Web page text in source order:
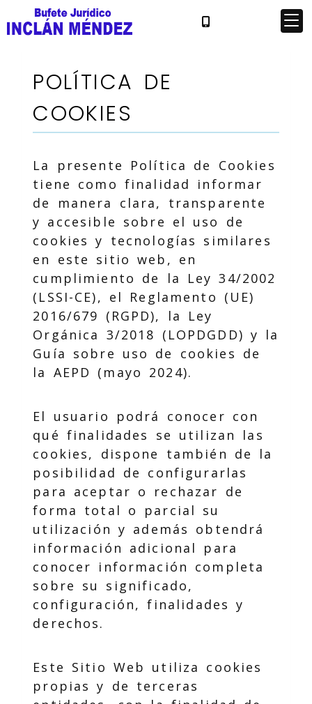
POLÍTICA DE
COOKIES
La presente Política de Cookies
tiene como finalidad informar
de manera clara, transparente
y accesible sobre el uso de
cookies y tecnologías similares
en este sitio web, en
cumplimiento de la Ley 34/2002
(LSSI-CE), el Reglamento (UE)
2016/679 (RGPD), la Ley
Orgánica 3/2018 (LOPDGDD) y la
Guía sobre uso de cookies de
la AEPD (mayo 2024).
El usuario podrá conocer con
qué finalidades se utilizan las
cookies, dispone también de la
posibilidad de configurarlas
para aceptar o rechazar de
forma total o parcial su
utilización y además obtendrá
información adicional para
conocer información completa
sobre su significado,
configuración, finalidades y
derechos.
Este Sitio Web utiliza cookies
propias y de terceras